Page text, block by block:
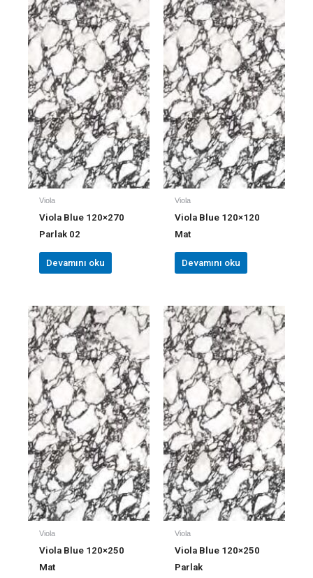
Viola
Viola Blue 120×270
Parlak 02
Devamını oku
Viola
Viola Blue 120×120
Mat
Devamını oku
Viola
Viola Blue 120×250
Mat
Viola
Viola Blue 120×250
Parlak